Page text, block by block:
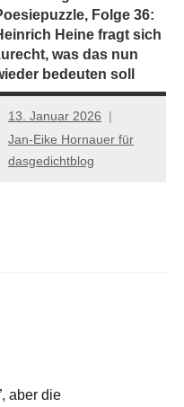
Folge 36:
Heine fragt sich
was das nun
bedeuten soll
13. Januar 2026
Jan-Eike Hornauer für
dasgedichtblog
aber die